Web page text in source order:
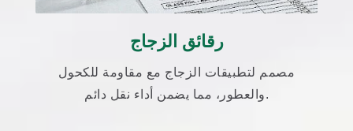
رقائق الزجاج
مصمم لتطبيقات الزجاج مع مقاومة للكحول
والعطور، مما يضمن أداء نقل دائم.